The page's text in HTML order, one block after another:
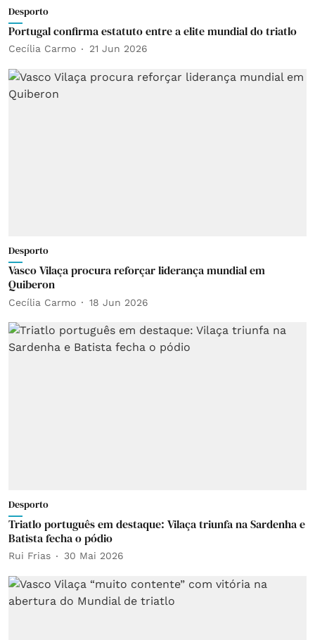
Desporto
Portugal confirma estatuto entre a elite mundial do triatlo
Cecília Carmo 21 Jun 2026
Desporto
Vasco Vilaça procura reforçar liderança mundial em
Quiberon
Cecília Carmo 18 Jun 2026
Desporto
Triatlo português em destaque: Vilaça triunfa na Sardenha e
Batista fecha o pódio
Rui Frias 30 Mai 2026